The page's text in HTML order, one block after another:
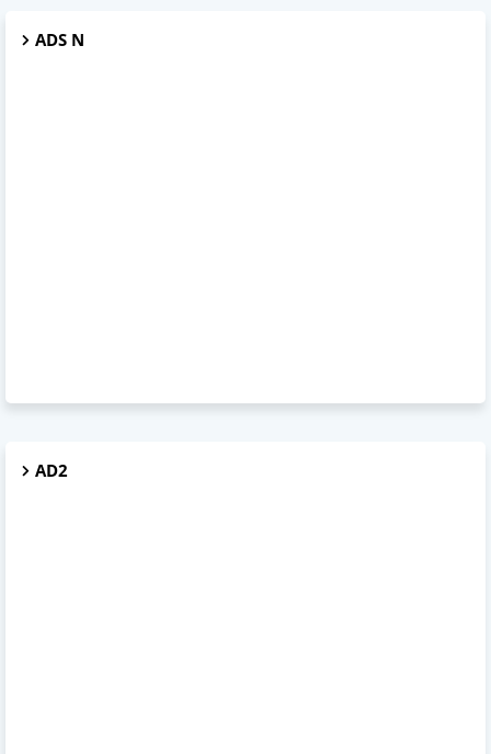
ADS N
AD2